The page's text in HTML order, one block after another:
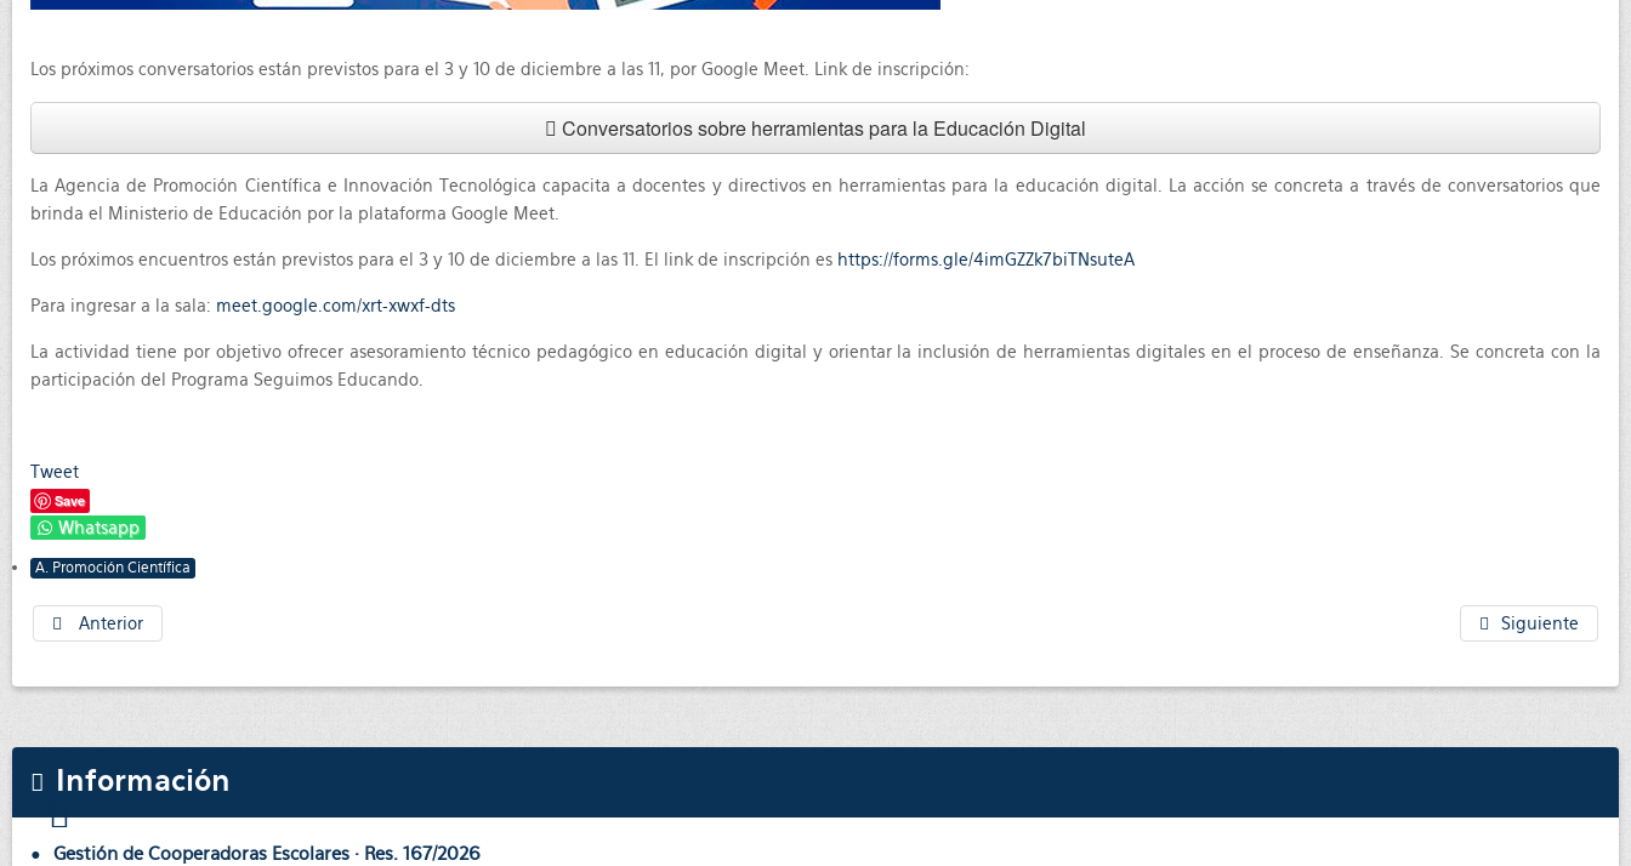
Los próximos conversatorios están previstos para el 3 y 10 de diciembre a las 11, por Google Meet. Link de inscripción:
Conversatorios sobre herramientas para la Educación Digital
La Agencia de Promoción Científica e Innovación Tecnológica capacita a docentes y directivos en herramientas para la educación digital. La acción se concreta a través de conversatorios que
brinda el Ministerio de Educación por la plataforma Google Meet.
Los próximos encuentros están previstos para el 3 y 10 de diciembre a las 11. El link de inscripción es https://forms.gle/4imGZZk7biTNsuteA
Para ingresar a la sala: meet.google.com/xrt-xwxf-dts
La actividad tiene por objetivo ofrecer asesoramiento técnico pedagógico en educación digital y orientar la inclusión de herramientas digitales en el proceso de enseñanza. Se concreta con la
participación del Programa Seguimos Educando.
Tweet
Save
Whatsapp
A. Promoción Científica
Anterior Siguiente
Información
Gestión de Cooperadoras Escolares · Res. 167/2026